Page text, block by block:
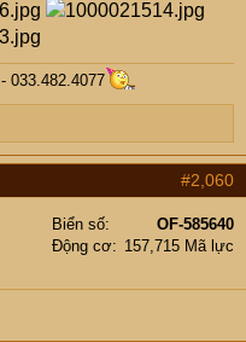
033.482.4077
#2,060
Biển số
OF-585640
Động cơ
157,715 Mã lực